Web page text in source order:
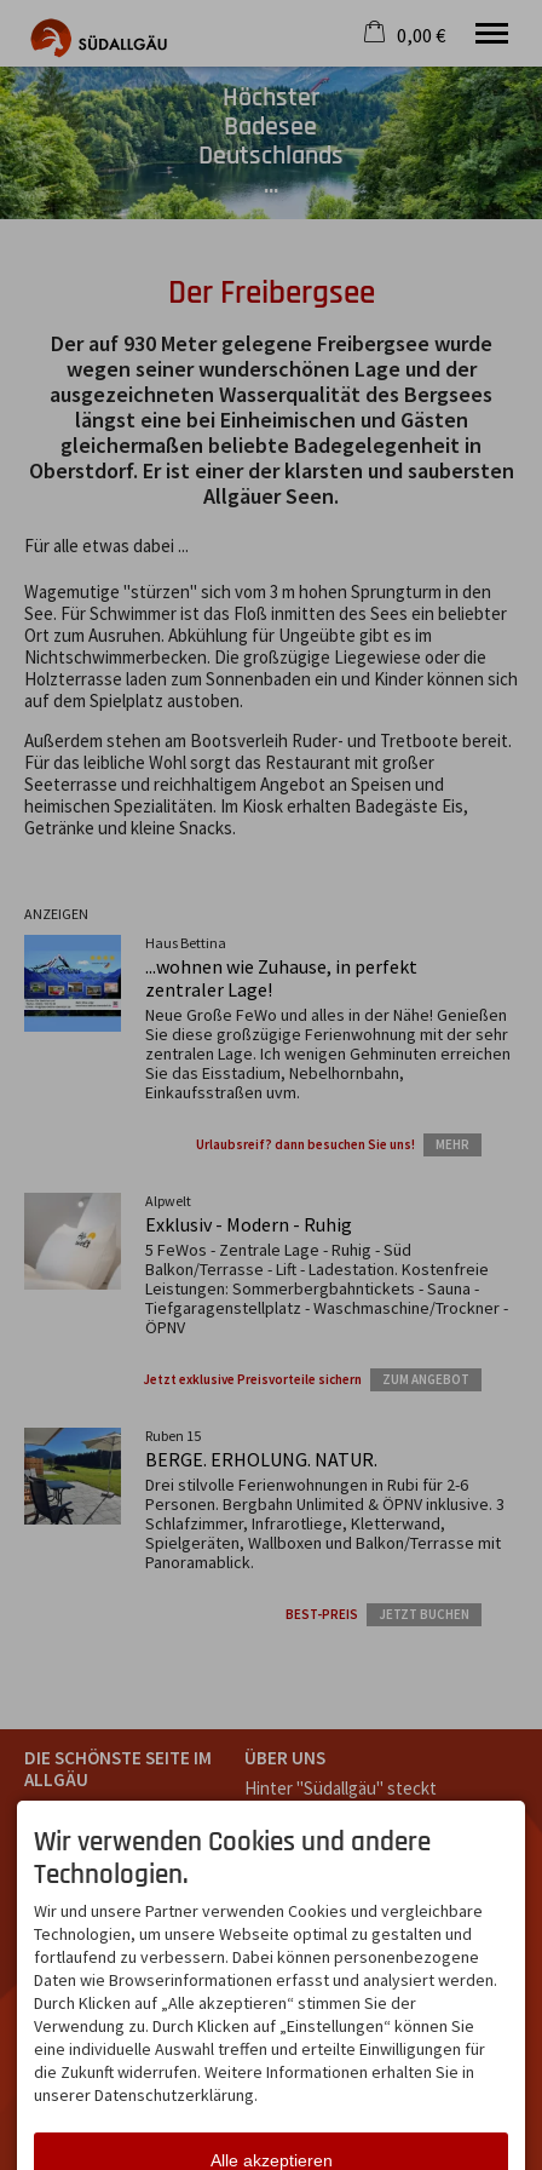
Die schönste Seite im Allgäu
Aktuell
Destination
Gastgeber
Tipps
0,00 €
×
Warenkorb ist leer
Höchster
Badesee
Deutschlands
...
Der Freibergsee
Der auf 930 Meter gelegene Freibergsee wurde
wegen seiner wunderschönen Lage und der
ausgezeichneten Wasserqualität des Bergsees
längst eine bei Einheimischen und Gästen
gleichermaßen beliebte Badegelegenheit in
Oberstdorf. Er ist einer der klarsten und saubersten
Allgäuer Seen.
Für alle etwas dabei ...
Wagemutige "stürzen" sich vom 3 m hohen Sprungturm in den
See. Für Schwimmer ist das Floß inmitten des Sees ein beliebter
Ort zum Ausruhen. Abkühlung für Ungeübte gibt es im
Nichtschwimmerbecken. Die großzügige Liegewiese oder die
Holzterrasse laden zum Sonnenbaden ein und Kinder können sich
auf dem Spielplatz austoben.
Außerdem stehen am Bootsverleih Ruder- und Tretboote bereit.
Für das leibliche Wohl sorgt das Restaurant mit großer
Seeterrasse und reichhaltigem Angebot an Speisen und
heimischen Spezialitäten. Im Kiosk erhalten Badegäste Eis,
Getränke und kleine Snacks.
ANZEIGEN
Haus Bettina
...wohnen wie Zuhause, in perfekt
zentraler Lage!
Neue Große FeWo und alles in der Nähe! Genießen
Sie diese großzügige Ferienwohnung mit der sehr
zentralen Lage. Ich wenigen Gehminuten erreichen
Sie das Eisstadium, Nebelhornbahn,
Einkaufsstraßen uvm.
Urlaubsreif? dann besuchen Sie uns! MEHR
Alpwelt
Exklusiv - Modern - Ruhig
5 FeWos - Zentrale Lage - Ruhig - Süd
Balkon/Terrasse - Lift - Ladestation. Kostenfreie
Leistungen: Sommerbergbahntickets - Sauna -
Tiefgaragenstellplatz - Waschmaschine/Trockner -
ÖPNV
Jetzt exklusive Preisvorteile sichern ZUM ANGEBOT
Ruben 15
BERGE. ERHOLUNG. NATUR.
Drei stilvolle Ferienwohnungen in Rubi für 2-6
Personen. Bergbahn Unlimited & ÖPNV inklusive. 3
Schlafzimmer, Infrarotliege, Kletterwand,
Spielgeräten, Wallboxen und Balkon/Terrasse mit
Panoramablick.
BEST-PREIS JETZT BUCHEN
DIE SCHÖNSTE SEITE IM
ALLGÄU
Teil des Oberallgäus. Es
verbindet die Tourismus-
Destinationen Oberstdorf,
Kleinwalsertal und beliebte
Urlaubsziele wie die
Hörnerdörfer, Alpsee-
Grünten, Oberstaufen oder
Wertach im Allgäu.
ÜBER UNS
Hinter "Südallgäu" steckt
Oberstdorf.
Unser Ziel ist ein attraktives
Leistungsträger im
südlichen Oberallgäu eine
starke Plattform bietet.
NETZWERK & REICHWEITE
ca. 36.700 Abos bei
Instagram
Wir verwenden Cookies und andere
Technologien.
Wir und unsere Partner verwenden Cookies und vergleichbare
Technologien, um unsere Webseite optimal zu gestalten und
fortlaufend zu verbessern. Dabei können personenbezogene
Daten wie Browserinformationen erfasst und analysiert werden.
Durch Klicken auf „Alle akzeptieren“ stimmen Sie der
Verwendung zu. Durch Klicken auf „Einstellungen“ können Sie
eine individuelle Auswahl treffen und erteilte Einwilligungen für
die Zukunft widerrufen. Weitere Informationen erhalten Sie in
unserer Datenschutzerklärung.
Alle akzeptieren